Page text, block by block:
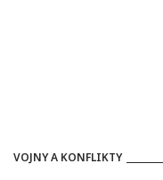
VOJNY A KONFLIKTY